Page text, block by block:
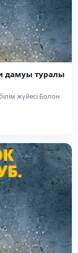
дамуы туралы
жүйесі Болон